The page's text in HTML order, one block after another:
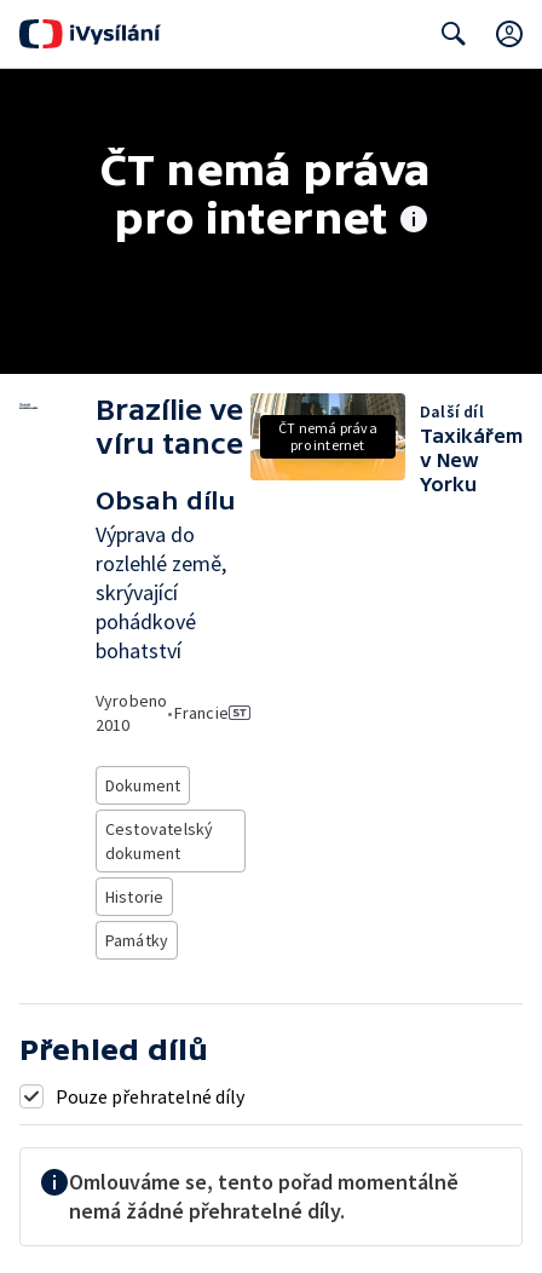
ČT nemá práva
pro internet
Brazílie ve
víru tance
Obsah dílu
Výprava do
rozlehlé země,
skrývající
pohádkové
bohatství
Vyrobeno
2010
•Francie
Dokument
Cestovatelský
dokument
Historie
Památky
ČT nemá práva
pro internet
Další díl
Taxikářem
v New
Yorku
Přehled dílů
Pouze přehratelné díly
Omlouváme se, tento pořad momentálně
nemá žádné přehratelné díly.